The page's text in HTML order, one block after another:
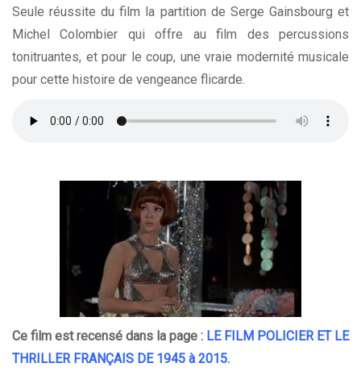
Seule réussite du film la partition de Serge Gainsbourg et
Michel Colombier qui offre au film des percussions
tonitruantes, et pour le coup, une vraie modernité musicale
pour cette histoire de vengeance flicarde.
Ce film est recensé dans la page : LE FILM POLICIER ET LE
THRILLER FRANÇAIS DE 1945 à 2015.